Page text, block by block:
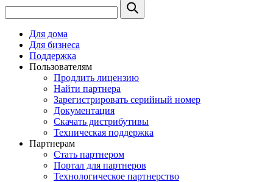
Для дома
Для бизнеса
Поддержка
Пользователям
Продлить лицензию
Найти партнера
Зарегистрировать серийный номер
Документация
Скачать дистрибутивы
Техническая поддержка
Партнерам
Стать партнером
Портал для партнеров
Технологическое партнерство